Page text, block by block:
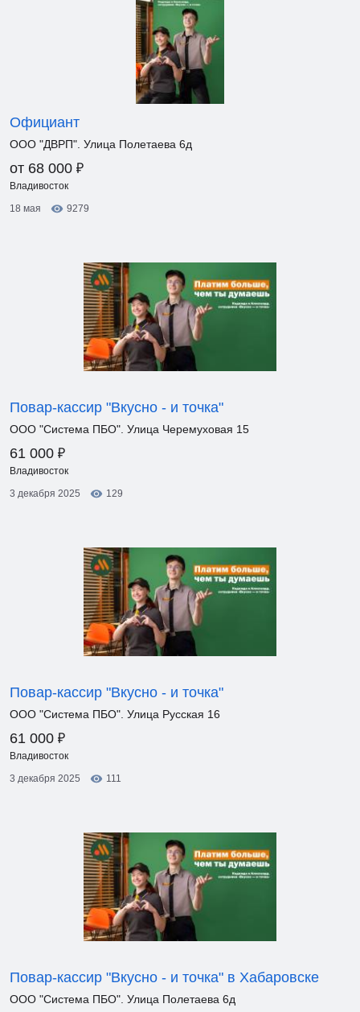
Официант
ООО "ДВРП". Улица Полетаева 6д
от 68 000 ₽
Владивосток
18 мая
9279
Повар-кассир "Вкусно - и точка"
ООО "Система ПБО". Улица Черемуховая 15
61 000 ₽
Владивосток
3 декабря 2025
129
Повар-кассир "Вкусно - и точка"
ООО "Система ПБО". Улица Русская 16
61 000 ₽
Владивосток
3 декабря 2025
111
Повар-кассир "Вкусно - и точка" в Хабаровске
ООО "Система ПБО". Улица Полетаева 6д